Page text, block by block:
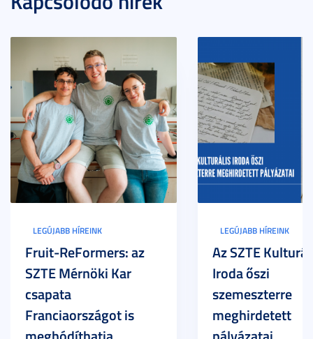
LEGÚJABB HÍREINK
Fruit-ReFormers: az
SZTE Mérnöki Kar
csapata
Franciaországot is
LEGÚJABB HÍREINK
Az SZTE
Iroda őszi
szemeszterre
meghirdetett